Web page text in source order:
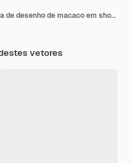
Vetor de padrão sem emenda de desenho de macaco em show de circo com elementos de circo
vetores